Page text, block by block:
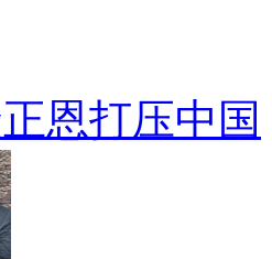
恩打压中国